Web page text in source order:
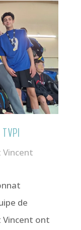
Vincent
de
Vincent ont